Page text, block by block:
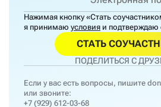
Нажимая кнопку «Стать
я принимаю условия и подтверждаю
СТАТЬ
ПОДЕЛИТЬСЯ С
Если у вас есть вопросы, пишите
или звоните:
+7 (929) 612-03-68